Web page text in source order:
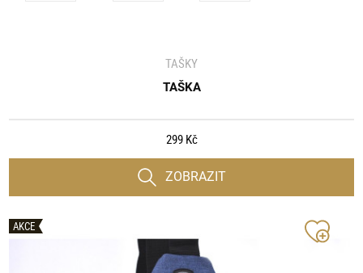
TAŠKY
TAŠKA
299 Kč
ZOBRAZIT
AKCE